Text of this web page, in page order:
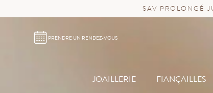
SAV PROLONGÉ
PRENDRE UN RENDEZ-VOUS
JOAILLERIE FIANÇAILLES